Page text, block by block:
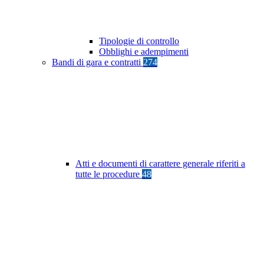
Tipologie di controllo
Obblighi e adempimenti
Bandi di gara e contratti 274
Atti e documenti di carattere generale riferiti a
tutte le procedure 48